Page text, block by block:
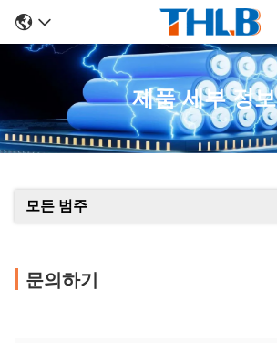
제품 세부 정보
모든 범주
문의하기